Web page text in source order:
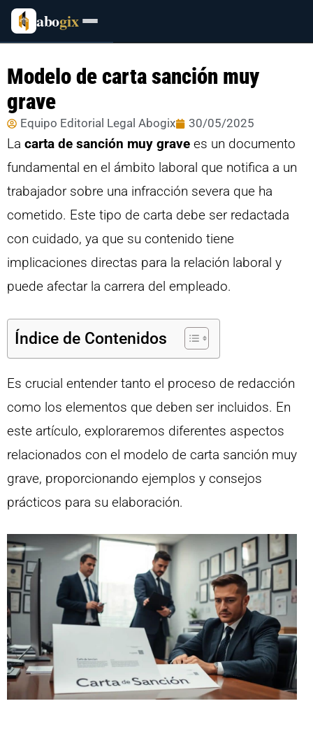
abogix
Modelo de carta sanción muy
grave
Equipo Editorial Legal Abogix 30/05/2025
La carta de sanción muy grave es un documento
fundamental en el ámbito laboral que notifica a un
trabajador sobre una infracción severa que ha
cometido. Este tipo de carta debe ser redactada
con cuidado, ya que su contenido tiene
implicaciones directas para la relación laboral y
puede afectar la carrera del empleado.
Índice de Contenidos
Es crucial entender tanto el proceso de redacción
como los elementos que deben ser incluidos. En
este artículo, exploraremos diferentes aspectos
relacionados con el modelo de carta sanción muy
grave, proporcionando ejemplos y consejos
prácticos para su elaboración.